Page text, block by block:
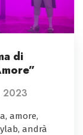
di
2023
amore,
andrà